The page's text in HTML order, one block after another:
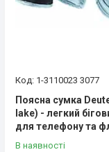
1-3110023 3077
Поясна сумка
lake) - легкий
для телефону та
В наявності